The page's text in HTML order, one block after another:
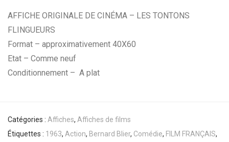
AFFICHE ORIGINALE DE CINÉMA – LES TONTONS
FLINGUEURS
Format – approximativement 40X60
Etat – Comme neuf
Conditionnement – A plat
Catégories : Affiches, Affiches de films
Étiquettes : 1963, Action, Bernard Blier, Comédie, FILM FRANÇAIS,